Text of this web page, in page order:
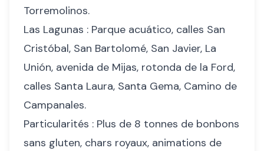
Torremolinos.
Las Lagunas : Parque acuático, calles San
Cristóbal, San Bartolomé, San Javier, La
Unión, avenida de Mijas, rotonda de la Ford,
calles Santa Laura, Santa Gema, Camino de
Campanales.
Particularités : Plus de 8 tonnes de bonbons
sans gluten, chars royaux, animations de